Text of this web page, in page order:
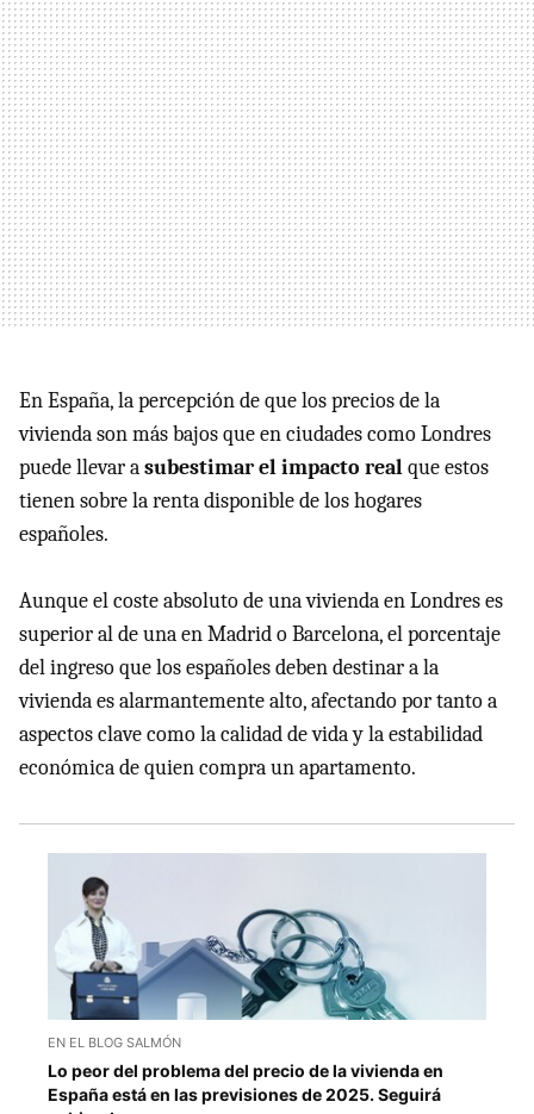
En España, la percepción de que los precios de la
vivienda son más bajos que en ciudades como Londres
puede llevar asubestimar el impacto realque estos
tienen sobre la renta disponible de los hogares
españoles.
Aunque el coste absoluto de una vivienda en Londres es
superior al de una en Madrid o Barcelona, el porcentaje
del ingreso que los españoles deben destinar a la
vivienda es alarmantemente alto, afectando por tanto a
aspectos clave como la calidad de vida y la estabilidad
económica de quien compra un apartamento.
EN EL BLOG SALMÓN
Lo peor del problema del precio de la vivienda en
España está en las previsiones de 2025. Seguirá